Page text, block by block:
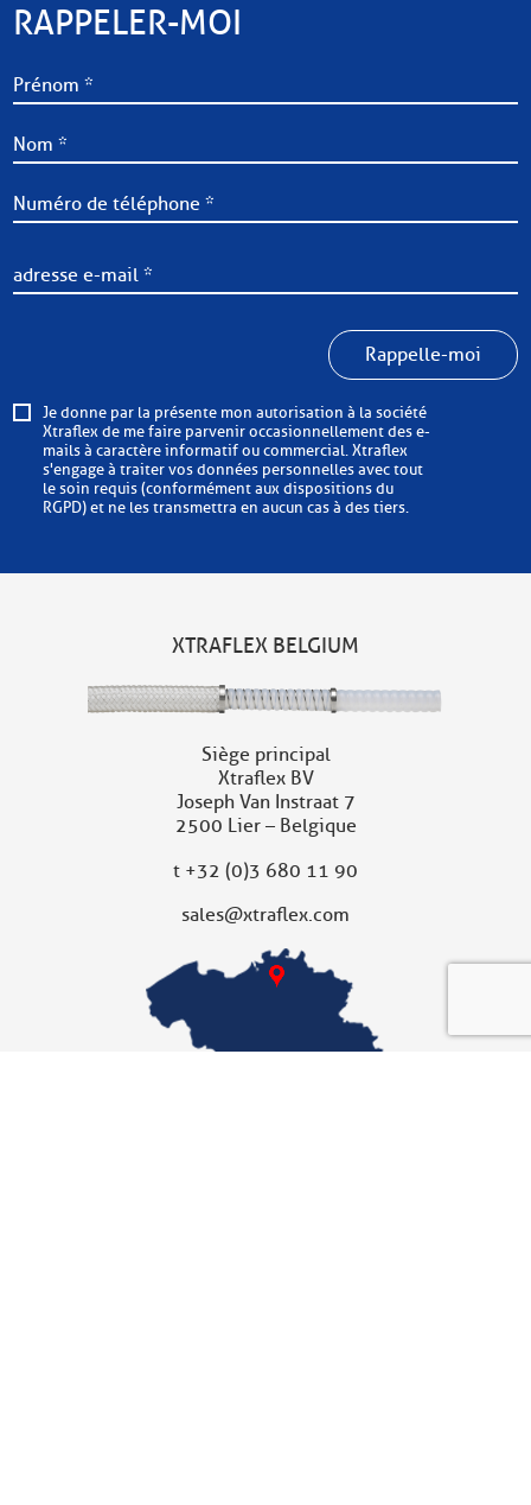
RAPPELER-MOI
Rappelle-moi
Je donne par la présente mon autorisation à la société
Xtraflex de me faire parvenir occasionnellement des e-
mails à caractère informatif ou commercial. Xtraflex
s'engage à traiter vos données personnelles avec tout
le soin requis (conformément aux dispositions du
RGPD) et ne les transmettra en aucun cas à des tiers.
XTRAFLEX BELGIUM
Siège principal
Xtraflex BV
Joseph Van Instraat 7
2500 Lier – Belgique
t +32 (0)3 680 11 90
sales@xtraflex.com